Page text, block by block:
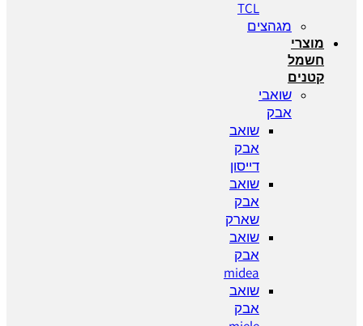
מגהצים
מוצרי
חשמל
קטנים
שואבי
שואב
שואב
שארק
שואב
midea
שואב